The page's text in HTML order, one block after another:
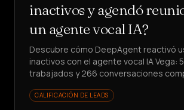
inactivos y agendó
un agente vocal IA?
Descubre cómo DeepAgent reactivó
inactivos con el agente vocal IA Vega:
trabajados y 266 conversaciones
obteniendo insights de producto
CALIFICACIÓN DE LEADS